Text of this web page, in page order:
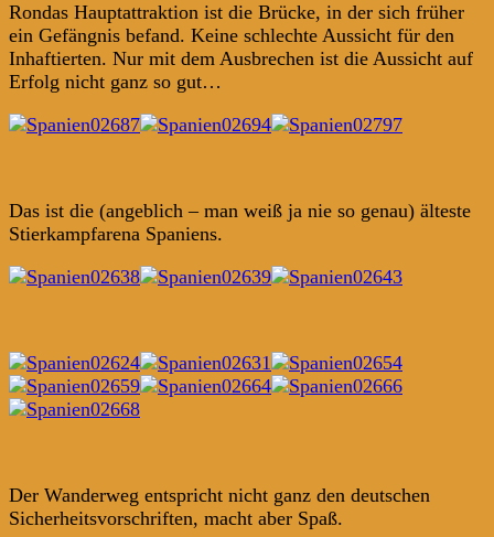
Rondas Hauptattraktion ist die Brücke, in der sich früher
ein Gefängnis befand. Keine schlechte Aussicht für den
Inhaftierten. Nur mit dem Ausbrechen ist die Aussicht auf
Erfolg nicht ganz so gut…
Das ist die (angeblich – man weiß ja nie so genau) älteste
Stierkampfarena Spaniens.
Der Wanderweg entspricht nicht ganz den deutschen
Sicherheitsvorschriften, macht aber Spaß.